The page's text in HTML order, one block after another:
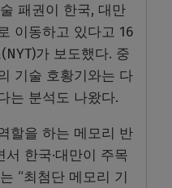
패권이 한국, 대만
이동하고 있다고 16
가 보도했다. 중
기술 호황기와는 다
는 분석도 나왔다.
할을 하는 메모리 반
한국·대만이 주목
“최첨단 메모리 기